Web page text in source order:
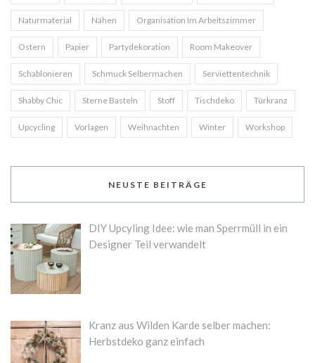
Naturmaterial Nähen Organisation Im Arbeitszimmer
Ostern Papier Partydekoration Room Makeover
Schablonieren Schmuck Selbermachen Serviettentechnik
Shabby Chic Sterne Basteln Stoff Tischdeko Türkranz
Upcycling Vorlagen Weihnachten Winter Workshop
NEUSTE BEITRÄGE
DIY Upcyling Idee: wie man Sperrmüll in ein
Designer Teil verwandelt
Kranz aus Wilden Karde selber machen:
Herbstdeko ganz einfach